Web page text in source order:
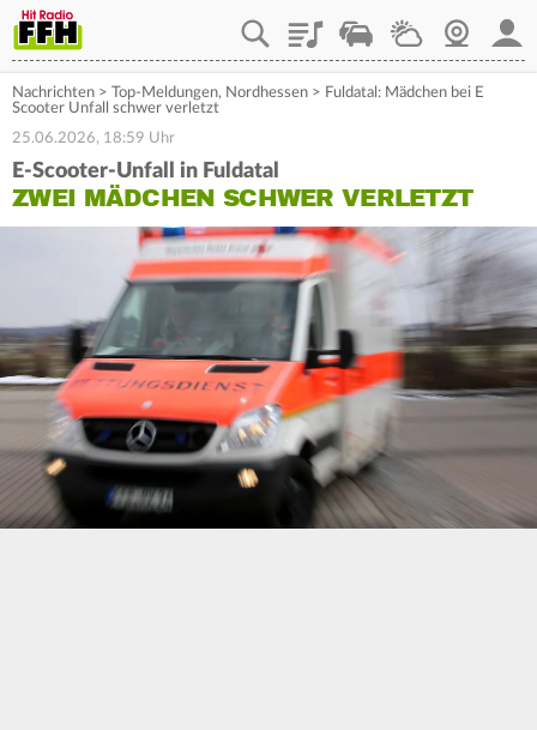
PlaylistStaupilotWetterWebcam
Nachrichten > Top-Meldungen, Nordhessen > Fuldatal: Mädchen bei E
Scooter Unfall schwer verletzt
25.06.2026, 18:59 Uhr
E-Scooter-Unfall in Fuldatal
ZWEI MÄDCHEN SCHWER VERLETZT